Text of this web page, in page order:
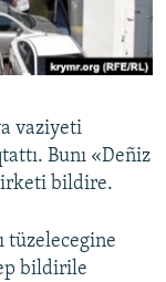
vaziyeti
Bunı «Deñiz
bildire.
tüzelecegine
bildirile